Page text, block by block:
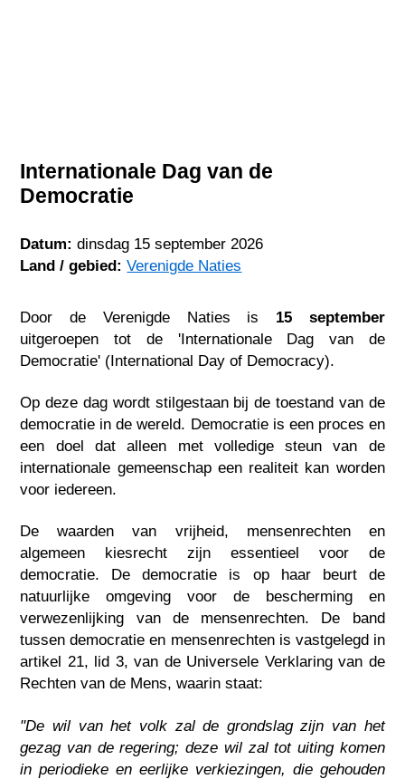
Internationale Dag van de
Democratie
Datum: dinsdag 15 september 2026
Land / gebied: Verenigde Naties
Door de Verenigde Naties is 15 september
uitgeroepen tot de 'Internationale Dag van de
Democratie' (International Day of Democracy).
Op deze dag wordt stilgestaan bij de toestand van de
democratie in de wereld. Democratie is een proces en
een doel dat alleen met volledige steun van de
internationale gemeenschap een realiteit kan worden
voor iedereen.
De waarden van vrijheid, mensenrechten en
algemeen kiesrecht zijn essentieel voor de
democratie. De democratie is op haar beurt de
natuurlijke omgeving voor de bescherming en
verwezenlijking van de mensenrechten. De band
tussen democratie en mensenrechten is vastgelegd in
artikel 21, lid 3, van de Universele Verklaring van de
Rechten van de Mens, waarin staat:
"De wil van het volk zal de grondslag zijn van het
gezag van de regering; deze wil zal tot uiting komen
in periodieke en eerlijke verkiezingen, die gehouden